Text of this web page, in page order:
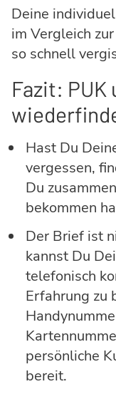
Deine
im Vergleich
so schnell
Fazit: PUK
Hast Du
vergessen,
Du
bekommen
Der Brief ist
kannst Du
telefonisch
Erfahrung zu
persönliche
bereit.